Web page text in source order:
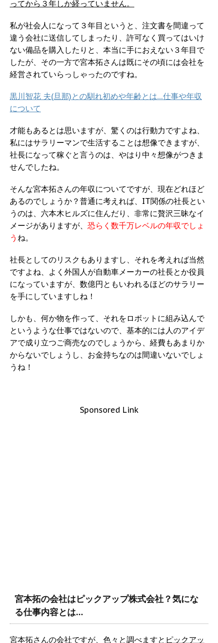
ってから３年しか経っていません。
私が社会人になって３年目というと、注文書を間違って
違う会社に送信してしまったり、許可なく買ってはいけ
ない備品を購入したりと、本当に手におえない３年目で
したが、その一方で宮本拓さんは既にその頃には会社を
経営されていらっしゃったのですね。
黒川智花 夫(旦那)との馴れ初めや年齢とは…仕事や年収
について
才能もあるとは思いますが、驚くのは行動力ですよね、
私にはサラリーマンで生活することは想像できますが、
社長になって稼ぐと言うのは、やはり中々想像がつきま
せんでしたね。
そんな宮本拓さんの年収についてですが、現在どれほど
あるのでしょうか？普通に考えれば、IT関係の社長とい
うのは、六本木ヒルズに住んだり、非常に贅沢三昧なイ
メージがありますが、 恐らく数千万レベルの年収でしょ
う ね。
社長としてのリスクもありますし、それを考えれば当然
ですよね、よく外国人が自動車メーカーの社長とか役員
になっていますが、数億円ともいわれるほどのサラリー
を手にしていますしね！
しかも、何か物を作って、それをロボットに組み込んで
というような仕事ではないので、基本的には人のアイデ
アで成り立つご商売なのでしょうから、経費もあまりか
からないでしょうし、お金持ちなのは間違いないでしょ
うね！
Sponsored Link
宮本拓の会社はピックアップ株式会社？気にな
る仕事内容とは…
宮本拓さんの会社ですが、色々と調べますと ピックアッ